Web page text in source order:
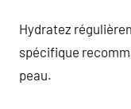
Hydratez
spécifique
peau.